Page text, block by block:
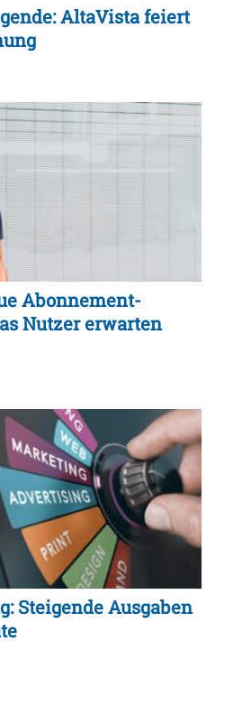
AltaVista feiert
Abonnement-
Nutzer erwarten
Steigende Ausgaben